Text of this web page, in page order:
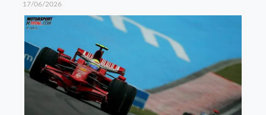
17/06/2026